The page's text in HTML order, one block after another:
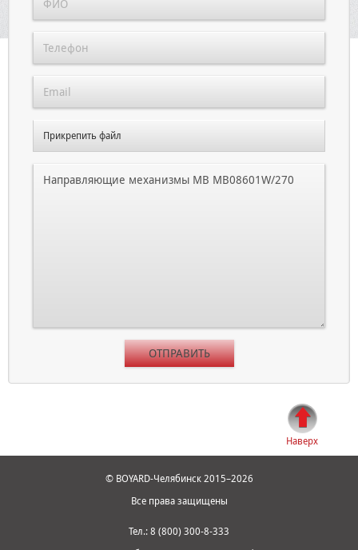
Прикрепить файл
ОТПРАВИТЬ
Наверх
© BOYARD-Челябинск 2015–2026
Все права защищены
Тел.: 8 (800) 300-8-333